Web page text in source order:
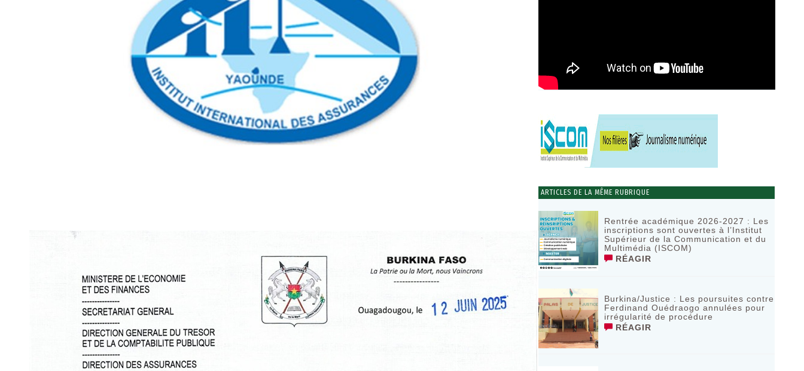
ARTICLES DE LA MÊME RUBRIQUE
Rentrée académique 2026-2027 : Les
inscriptions sont ouvertes à l’Institut
Supérieur de la Communication et du
Multimédia (ISCOM)
RÉAGIR
Burkina/Justice : Les poursuites contre
Ferdinand Ouédraogo annulées pour
irrégularité de procédure
RÉAGIR